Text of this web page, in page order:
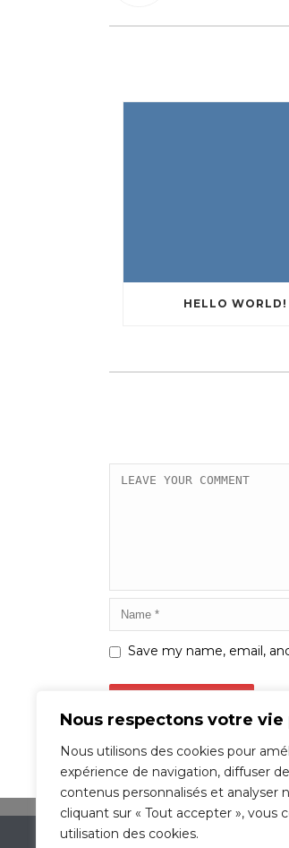
Nous respectons votre vie
Nous utilisons des cookies pour
expérience de navigation, diffuser
contenus personnalisés et analyser
cliquant sur « Tout accepter », vous
utilisation des cookies.
HELLO WORLD!
Save my name, email,